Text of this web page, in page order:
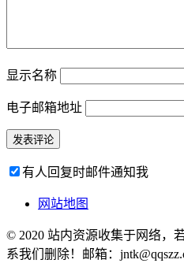
显示名称
电子邮箱地址
有人回复时邮件通知我
网站地图
© 2020 站内资源收集于网络，
系我们删除！邮箱：